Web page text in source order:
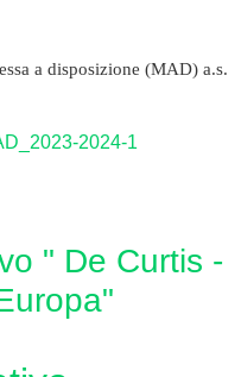
a disposizione (MAD) a.s.
2024-1
" De Curtis -